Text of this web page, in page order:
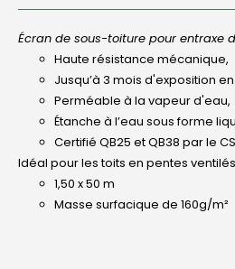
Écran de sous-toiture pour entraxe
Haute résistance mécanique,
Jusqu’à 3 mois d'exposition
Perméable à la vapeur d'eau,
Étanche à l’eau sous forme
Certifié QB25 et QB38 par le
Idéal pour les toits en pentes
1,50 x 50 m
Masse surfacique de 160g/m²